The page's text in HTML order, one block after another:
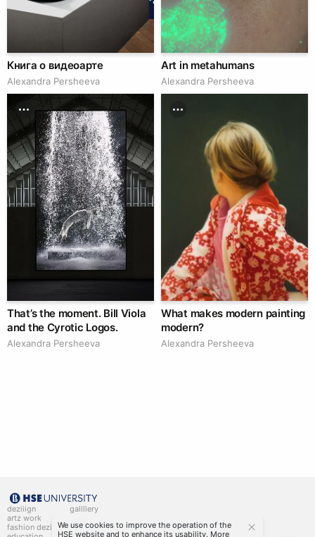
Книга о видеоарте
Alexandra Persheeva
Art in metahumans
Alexandra Persheeva
That’s the moment. Bill Viola
and the Cyrotic Logos.
Alexandra Persheeva
What makes modern painting
modern?
Alexandra Persheeva
deziiign
artz work
fashion deziiign
gallllery
kiiids.art
We use cookies to improve the operation of the
HSE website and to enhance its usability. More